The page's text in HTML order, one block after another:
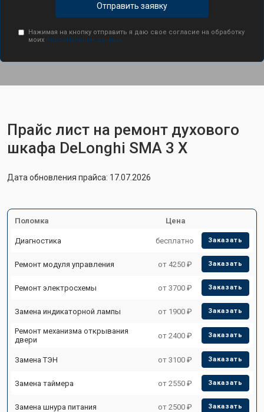
Отправить заявку
Нажимая на кнопку отправить я даю свое согласие на обработку
моих персональных данных.
Прайс лист на ремонт духового
шкафа DeLonghi SMA 3 X
Дата обновления прайса: 17.07.2026
Поломка Цена
Диагностика бесплатно Заказать
Ремонт модуля управления от 4250 ₽ Заказать
Ремонт электросхемы от 3700 ₽ Заказать
Замена индикаторной лампы от 1900 ₽ Заказать
Ремонт механизма открывания
двери
от 2400 ₽ Заказать
Замена ТЭН от 3100 ₽ Заказать
Замена таймера от 2550 ₽ Заказать
Замена шнура питания от 2500 ₽ Заказать